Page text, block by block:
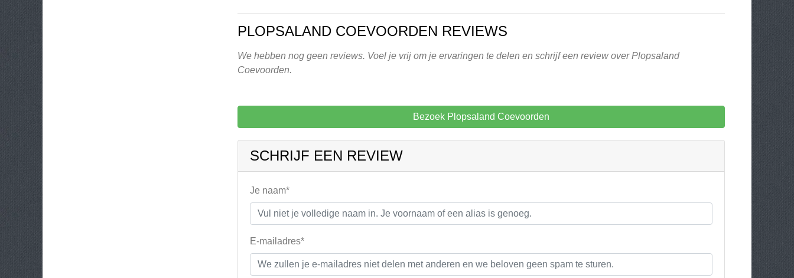
PLOPSALAND COEVOORDEN REVIEWS
We hebben nog geen reviews. Voel je vrij om je ervaringen te delen en schrijf een review over Plopsaland
Coevoorden.
Bezoek Plopsaland Coevoorden
SCHRIJF EEN REVIEW
Je naam*
E-mailadres*